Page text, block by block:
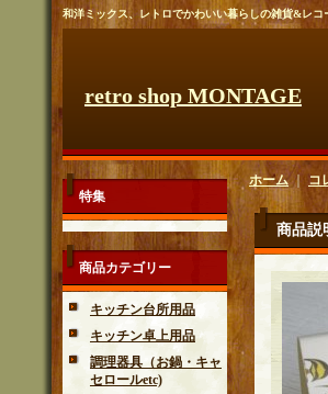
和洋ミックス、レトロでかわいい暮らしの雑貨&レコ
retro shop MONTAGE
特集
商品カテゴリー
キッチン台所用品
キッチン卓上用品
調理器具（お鍋・キャ
セロールetc)
ホーム｜ コ
商品説